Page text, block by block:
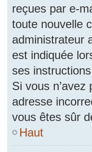
reçues par e-
toute nouvelle
administrateur
est indiquée
ses
Si vous
adresse
vous êtes sûr
Haut